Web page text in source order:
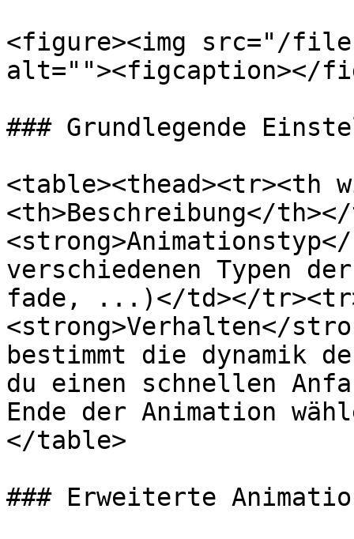
<figure><img src="/
alt=""><figcaption></
### Grundlegende
<table><thead><tr><th
<th>Beschreibung</
verschiedenen Typen
fade, ...)</td></
<strong>Verhalten</
bestimmt die dynamik
du einen schnellen
Ende der Animation
</table>
### Erweiterte